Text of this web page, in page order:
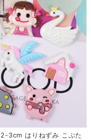
3cm はりねずみ こぶた